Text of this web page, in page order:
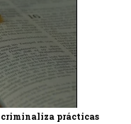
criminaliza prácticas